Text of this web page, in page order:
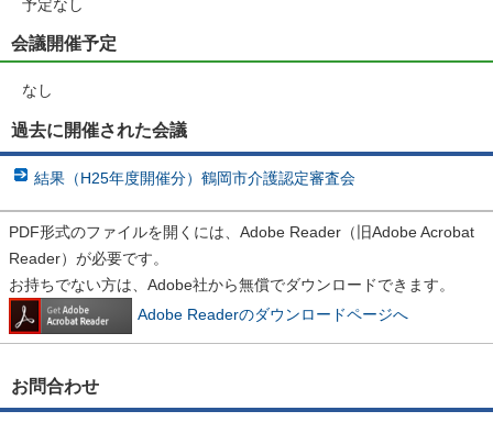
予定なし
会議開催予定
なし
過去に開催された会議
結果（H25年度開催分）鶴岡市介護認定審査会
PDF形式のファイルを開くには、Adobe Reader（旧Adobe Acrobat
Reader）が必要です。
お持ちでない方は、Adobe社から無償でダウンロードできます。
Adobe Readerのダウンロードページへ
お問合わせ